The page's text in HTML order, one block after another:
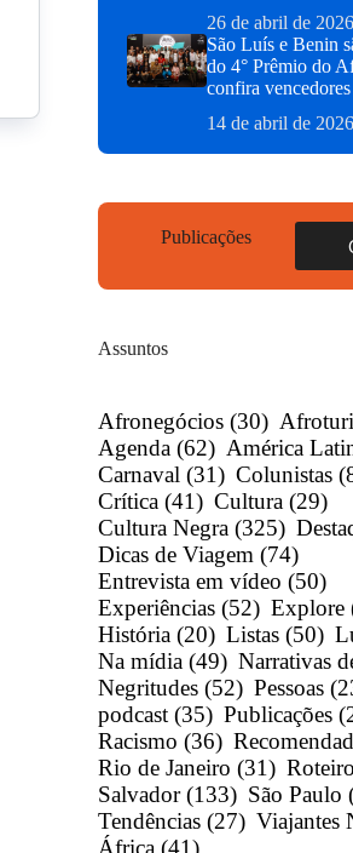
26 de abril de 2026
São Luís e Benin
do 4° Prêmio do
confira vencedores
14 de abril de 2026
Publicações
Assuntos
Afronegócios (30)
Agenda (62) América
Carnaval (31) Colunistas
Crítica (41) Cultura (29)
Cultura Negra (325)
Dicas de Viagem (74)
Entrevista em vídeo (50)
Experiências (52) Explore
História (20) Listas (50)
Na mídia (49) Narrativas
Negritudes (52) Pessoas
podcast (35) Publicações
Racismo (36)
Rio de Janeiro (31) Roteiro
Salvador (133) São Paulo
Tendências (27) Viajantes
África (41)